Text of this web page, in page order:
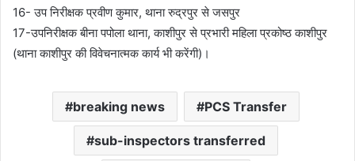
16- उप निरीक्षक प्रवीण कुमार, थाना रुद्रपुर से जसपुर
17-उपनिरीक्षक बीना पपोला थाना, काशीपुर से प्रभारी महिला प्रकोष्ठ काशीपुर
(थाना काशीपुर की विवेचनात्मक कार्य भी करेंगी)।
breaking news PCS Transfer
sub-inspectors transferred